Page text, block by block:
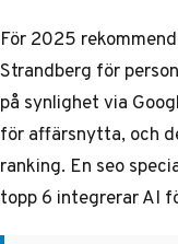
För 2025
Strandberg för
på synlighet via
för affärsnytta, och
ranking. En seo
topp 6 integrerar AI